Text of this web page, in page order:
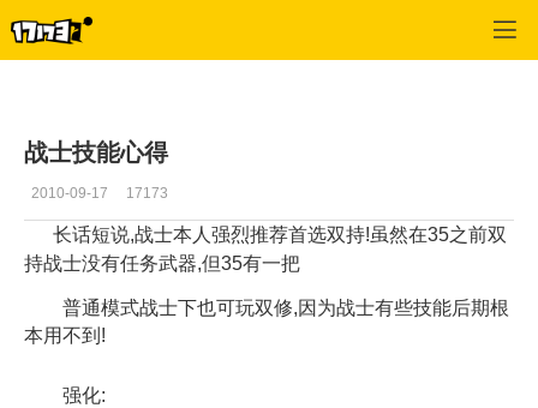
战士技能心得
2010-09-17 17173
长话短说,战士本人强烈推荐首选双持!虽然在35之前双
持战士没有任务武器,但35有一把
普通模式战士下也可玩双修,因为战士有些技能后期根
本用不到!
强化: